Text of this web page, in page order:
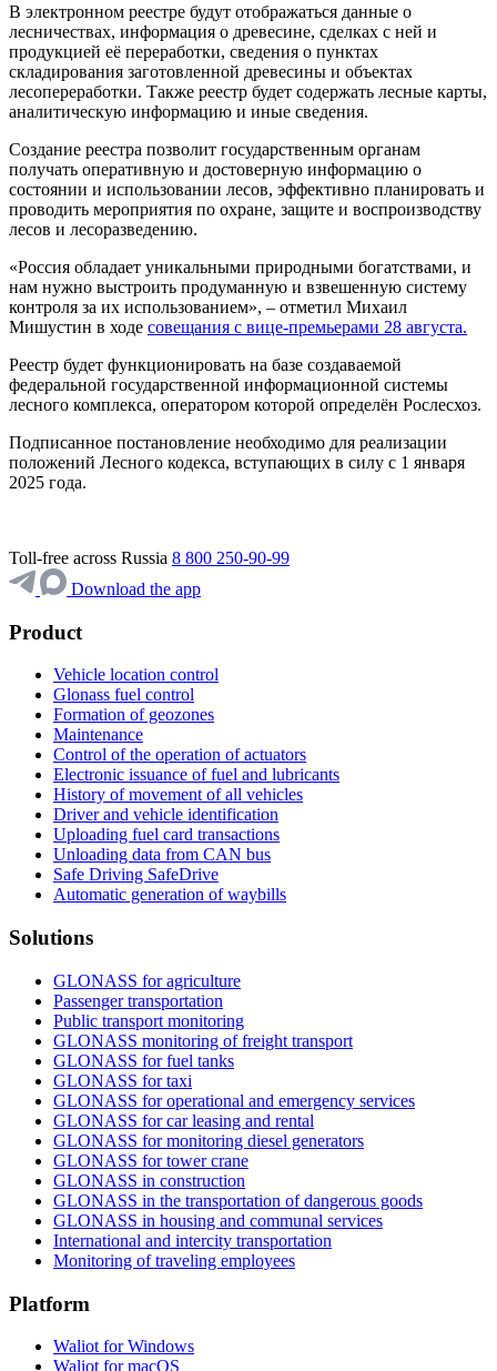
В электронном реестре будут отображаться данные о
лесничествах, информация о древесине, сделках с ней и
продукцией её переработки, сведения о пунктах
складирования заготовленной древесины и объектах
лесопереработки. Также реестр будет содержать лесные карты,
аналитическую информацию и иные сведения.
Создание реестра позволит государственным органам
получать оперативную и достоверную информацию о
состоянии и использовании лесов, эффективно планировать и
проводить мероприятия по охране, защите и воспроизводству
лесов и лесоразведению.
«Россия обладает уникальными природными богатствами, и
нам нужно выстроить продуманную и взвешенную систему
контроля за их использованием», – отметил Михаил
Мишустин в ходе совещания с вице-премьерами 28 августа.
Реестр будет функционировать на базе создаваемой
федеральной государственной информационной системы
лесного комплекса, оператором которой определён Рослесхоз.
Подписанное постановление необходимо для реализации
положений Лесного кодекса, вступающих в силу с 1 января
2025 года.
Toll-free across Russia 8 800 250-90-99
Download the app
Product
Vehicle location control
Glonass fuel control
Formation of geozones
Maintenance
Control of the operation of actuators
Electronic issuance of fuel and lubricants
History of movement of all vehicles
Driver and vehicle identification
Uploading fuel card transactions
Unloading data from CAN bus
Safe Driving SafeDrive
Automatic generation of waybills
Solutions
GLONASS for agriculture
Passenger transportation
Public transport monitoring
GLONASS monitoring of freight transport
GLONASS for fuel tanks
GLONASS for taxi
GLONASS for operational and emergency services
GLONASS for car leasing and rental
GLONASS for monitoring diesel generators
GLONASS for tower crane
GLONASS in construction
GLONASS in the transportation of dangerous goods
GLONASS in housing and communal services
International and intercity transportation
Monitoring of traveling employees
Platform
Waliot for Windows
Waliot for macOS